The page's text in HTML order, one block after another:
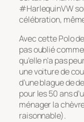
#HarlequinVW
célébration,
Avec cette Polo
pas oublié
qu’elle n’a pas
une voiture de
d’une blague de
pour les 50 ans
ménager la
raisonnable).